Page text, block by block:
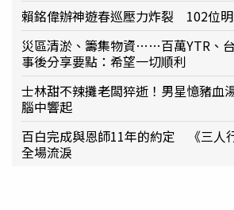
賴銘偉辦神遊春巡壓力炸裂 102位
災區清淤、籌集物資……百萬YTR、
事後分享要點：希望一切順利
士林甜不辣攤老闆猝逝！男星憶豬血
腦中響起
百白完成與恩師11年的約定 《三人
全場流淚